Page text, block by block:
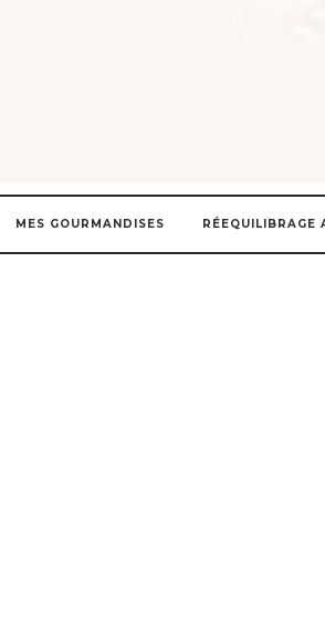
MES GOURMANDISES RÉEQUILIBRAGE